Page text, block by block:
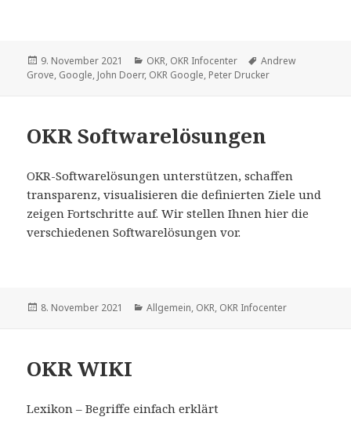
Veröffentlicht
am
9. November 2021 Kategorien
OKR, OKR Infocenter Schlagwörter
Andrew
Grove, Google, John Doerr, OKR Google, Peter Drucker
OKR Softwarelösungen
OKR-Softwarelösungen unterstützen, schaffen
transparenz, visualisieren die definierten Ziele und
zeigen Fortschritte auf. Wir stellen Ihnen hier die
verschiedenen Softwarelösungen vor.
Veröffentlicht
8. November 2021 Kategorien
Allgemein, OKR, OKR Infocenter
OKR WIKI
Lexikon – Begriffe einfach erklärt